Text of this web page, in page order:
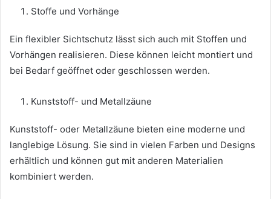
Stoffe und Vorhänge
Ein flexibler Sichtschutz lässt sich auch mit Stoffen und
Vorhängen realisieren. Diese können leicht montiert und
bei Bedarf geöffnet oder geschlossen werden.
Kunststoff- und Metallzäune
Kunststoff- oder Metallzäune bieten eine moderne und
langlebige Lösung. Sie sind in vielen Farben und Designs
erhältlich und können gut mit anderen Materialien
kombiniert werden.